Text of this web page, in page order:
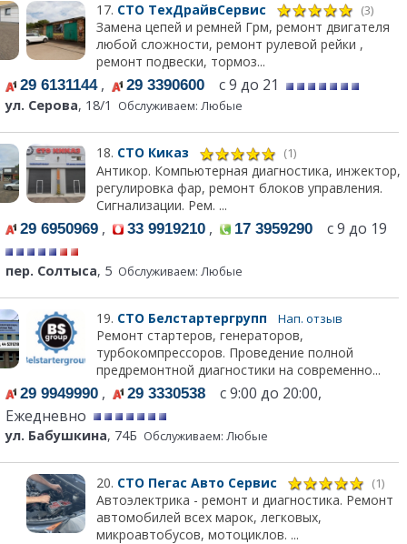
17. СТО ТехДрайвСервис (3)
Замена цепей и ремней Грм, ремонт двигателя
любой сложности, ремонт рулевой рейки ,
ремонт подвески, тормоз...
29 6131144, 29 3390600 с 9 до 21
ул. Серова, 18/1 Обслуживаем: Любые
18. СТО Киказ (1)
Антикор. Компьютерная диагностика, инжектор,
регулировка фар, ремонт блоков управления.
Сигнализации. Рем. ...
29 6950969 , 33 9919210 , 17 3959290 с 9 до 19
пер. Солтыса, 5 Обслуживаем: Любые
19. СТО Белстартергрупп Нап. отзыв
Ремонт стартеров, генераторов,
турбокомпрессоров. Проведение полной
предремонтной диагностики на современно...
29 9949990 , 29 3330538 с 9:00 до 20:00,
Ежедневно
ул. Бабушкина, 74Б Обслуживаем: Любые
20. СТО Пегас Авто Сервис (1)
Автоэлектрика - ремонт и диагностика. Ремонт
автомобилей всех марок, легковых,
микроавтобусов, мотоциклов. ...